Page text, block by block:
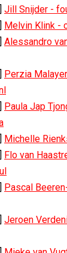
Jill Snijder -
Melvin Klink -
Alessandro
Perzia
Paula Jap
Michelle
Flo van
Pascal
Jeroen